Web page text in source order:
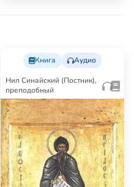
Книга Аудио
Нил Синайский (Постник),
преподобный